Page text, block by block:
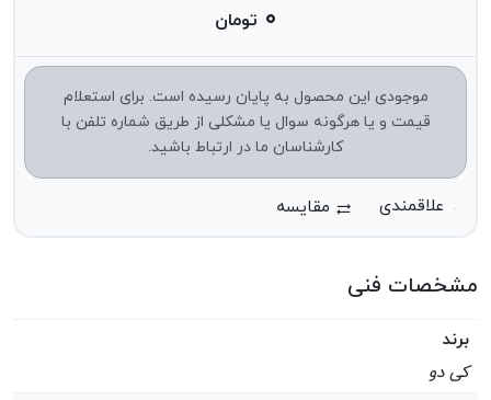
۰ تومان
موجودی این محصول به پایان رسیده است. برای استعلام
قیمت و یا هرگونه سوال یا مشکلی از طریق شماره تلفن با
کارشناسان ما در ارتباط باشید.
مقایسه
مشخصات فنی
برند
کی دو